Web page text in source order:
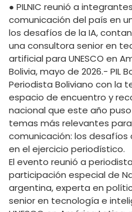
● PILNIC reunió a
comunicación del país en
los desafíos de la IA,
una consultora senior en
artificial para UNESCO en
Bolivia, mayo de 2026.- PIL
Periodista Boliviano con la
espacio de encuentro y
nacional que este año
temas más relevantes
comunicación: los
en el ejercicio periodístico.
El evento reunió a
participación especial de
argentina, experta en
senior en tecnología e